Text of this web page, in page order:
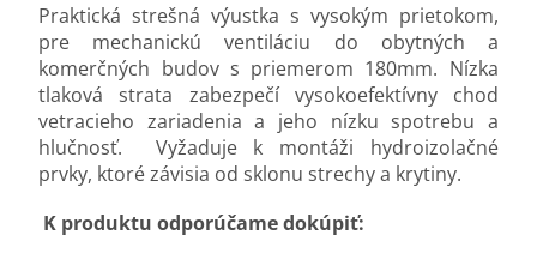
Praktická strešná výustka s vysokým prietokom,
pre mechanickú ventiláciu do obytných a
komerčných budov s priemerom 180mm. Nízka
tlaková strata zabezpečí vysokoefektívny chod
vetracieho zariadenia a jeho nízku spotrebu a
hlučnosť.
Vyžaduje k montáži hydroizolačné
prvky, ktoré závisia od sklonu strechy a krytiny.
K produktu odporúčame dokúpiť: